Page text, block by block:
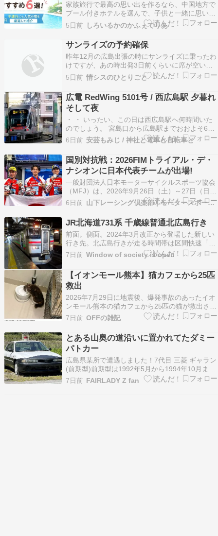
家族旅行で最高の思い出を作るなら、中国地方で
プール付きホテルを選んで、子供と一緒に思いき
り夏を満喫するのが一番の選択肢。 どこのプール
が子供向けに充実しているか、あるいは「ふるさ
と納税」の対象かどうかなど、実は比較すべきポ
イントが多くて迷うこともありますよね。 でも安
心してくだ…
5日前 しろいるかのかふぇてりあ
サンライズの予約確保
昨年12月の広島出張の時にサンライズに乗ったわ
けですが、あの時出発3日前くらいに席が空いて
いたのは本当に幸運だったらしく、改めてうちの
奥さんとサンライズ乗ろうと思うと全然座席が取
れないわけです。もちろん、雑魚寝エリアではな
くツインルーム狙い、あるいはシングルツインと
いう2段ベッド…
5日前 情シスのひとりごと
広電 RedWing 5101号 / 西広島駅 夕暮れ
そして夜
・ ・ いったい、この日は西広島駅へ何時間いた
のでしょう。 宮島口から広島駅までおおよそ66
分。 西広島駅まで乗ったのが 5101号 RedWing
で、前中扉から降りて運転台扉が閉まる前に１
枚。 そして広島駅へ向かって、発車して行った後
ろ姿を１枚。 それに続く２枚は、 KOI …
6日前 安芸もみじ / 神社と電車と自転車と
国別対抗戦：2026FIMトライアル・デ・
ナシオンに日本代表チームが出場!
一般財団法人日本モーターサイクルスポーツ協会
（MFJ）は、2026年9月26日（土）～27日（日）
にスペインのアルテイショ(ア・コルーニャ)で開
催される国別対抗戦、FIMトライアル・デ・ナシ
オンに日本代表チームを派遣いたします。 トライ
アル・デ・ナシオンは FIM（が年に一度開…
6日前 山下レーシング倶楽部 | モータースポーツ応援番組
JR北海道731系 千歳線普通北広島行き
前面。側面。2024年3月改正から登場した新しい
行き先。北広島行きが走る時間帯は区間快速「エ
アポート」が走ります。JR北海道731系普通苫小
牧行き。(千歳線)普通北海度医療大学行き。(札沼
線)
7日前 Window of society is open
【イオンモール熊本】猫カフェから25匹
救出
2026年7月29日に地震後、爆発事故のあったイオ
ンモール熊本の猫カフェから25匹の猫が救出され
ました。毎日新聞：イオンモールで救助された猫
25匹、広島へ カフェ「深く感謝」以下抜粋--------
--------------------------------------- 最…
7日前 OFFの雑記
とある山奥の道沿いに置かれてたダミー
パトカー
広島県某所で遭遇しました！7代目 三菱 ギャラン
(前期型)前期型は1992年5月から1994年10月まで
生産されてました。6代目が売れたギャランです
が、3ナンバー化して売れなくなりました。この
7日前 FAIRLADY Z fan